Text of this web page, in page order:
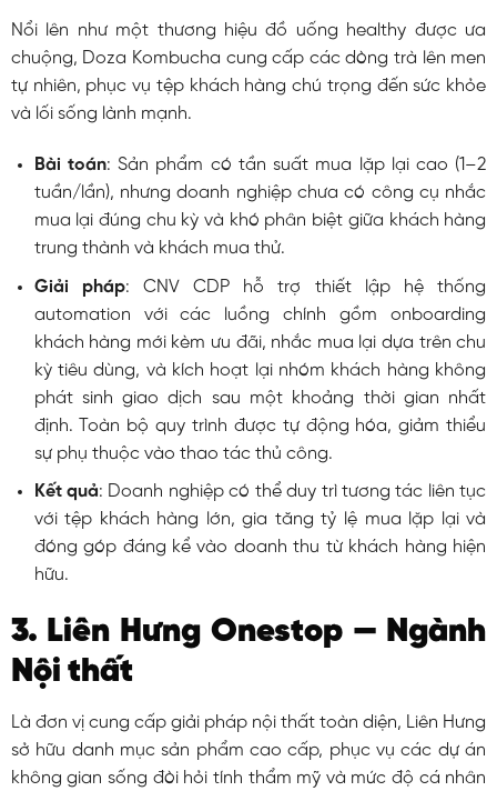
Nổi lên như một thương hiệu đồ uống healthy được ưa
chuộng, Doza Kombucha cung cấp các dòng trà lên men
tự nhiên, phục vụ tệp khách hàng chú trọng đến sức khỏe
và lối sống lành mạnh.
Bài toán: Sản phẩm có tần suất mua lặp lại cao (1–2
tuần/lần), nhưng doanh nghiệp chưa có công cụ nhắc
mua lại đúng chu kỳ và khó phân biệt giữa khách hàng
trung thành và khách mua thử.
Giải pháp: CNV CDP hỗ trợ thiết lập hệ thống
automation với các luồng chính gồm onboarding
khách hàng mới kèm ưu đãi, nhắc mua lại dựa trên chu
kỳ tiêu dùng, và kích hoạt lại nhóm khách hàng không
phát sinh giao dịch sau một khoảng thời gian nhất
định. Toàn bộ quy trình được tự động hóa, giảm thiểu
sự phụ thuộc vào thao tác thủ công.
Kết quả: Doanh nghiệp có thể duy trì tương tác liên tục
với tệp khách hàng lớn, gia tăng tỷ lệ mua lặp lại và
đóng góp đáng kể vào doanh thu từ khách hàng hiện
hữu.
3. Liên Hưng Onestop — Ngành
Nội thất
Là đơn vị cung cấp giải pháp nội thất toàn diện, Liên Hưng
sở hữu danh mục sản phẩm cao cấp, phục vụ các dự án
không gian sống đòi hỏi tính thẩm mỹ và mức độ cá nhân